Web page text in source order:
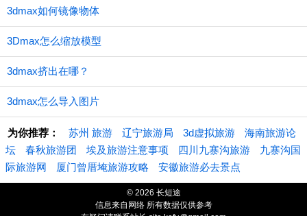
3dmax如何镜像物体
3Dmax怎么缩放模型
3dmax挤出在哪？
3dmax怎么导入图片
为你推荐： 苏州 旅游 辽宁旅游局 3d虚拟旅游
海南旅游论
坛
春秋旅游团 埃及旅游注意事项 四川九寨沟旅游
九寨沟国
际旅游网
厦门曾厝埯旅游攻略 安徽旅游必去景点
© 2026 长短途
信息来自网络 所有数据仅供参考